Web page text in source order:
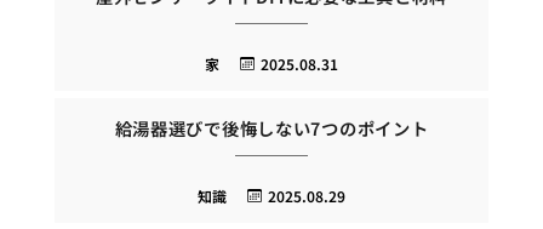
2025.08.31
家
給湯器選びで後悔しない7つのポイント
2025.08.29
知識